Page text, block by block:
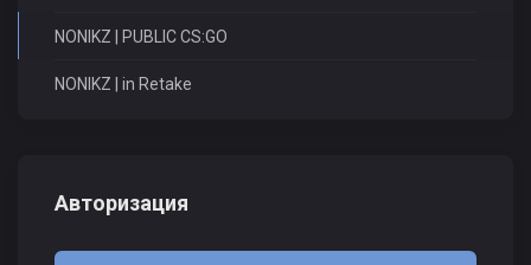
NONIKZ | PUBLIC CS:GO
NONIKZ | in Retake
Авторизация